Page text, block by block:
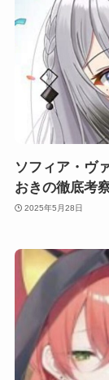
ソフィア・ヴ
おきの徹底考
2025年5月28日